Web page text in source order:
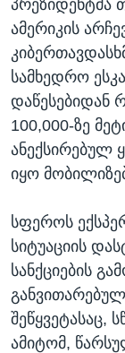
პრეზიდენტმა
ამერიკის
სამხედრო
დაწესებიდან
100,000-ზე
ანექსირებულ
იყო
სფეროს
სიტუაციის
სანქციების
შეწყვეტასაც,
ამიტომ,